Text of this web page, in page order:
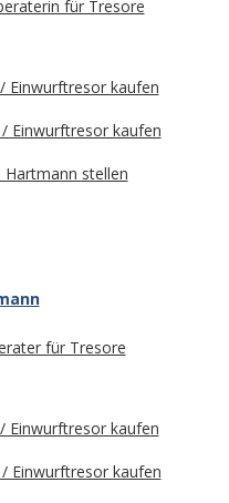
Einwurftresor kaufen
Einwurftresor kaufen
Hartmann stellen
Einwurftresor kaufen
Einwurftresor kaufen